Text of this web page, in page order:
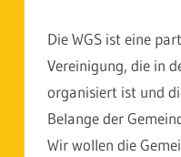
Die WGS ist eine
Vereinigung, die in
organisiert ist und
Belange der
Wir wollen die